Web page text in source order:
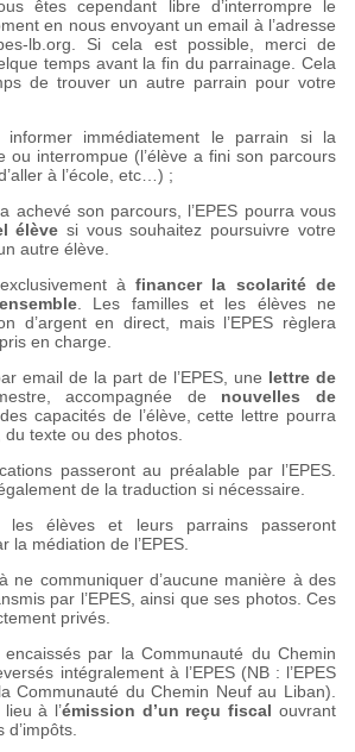
êtes cependant libre d’interrompre le
en nous envoyant un email à l’adresse
lb.org. Si cela est possible, merci de
temps avant la fin du parrainage. Cela
de trouver un autre parrain pour votre
informer immédiatement le parrain si la
ou interrompue (l’élève a fini son parcours
à l’école, etc…) ;
achevé son parcours, l’EPES pourra vous
élève si vous souhaitez poursuivre votre
autre élève.
à financer la scolarité de
. Les familles et les élèves ne
d’argent en direct, mais l’EPES règlera
en charge.
email de la part de l’EPES, une lettre de
accompagnée de nouvelles de
capacités de l’élève, cette lettre pourra
texte ou des photos.
passeront au préalable par l’EPES.
de la traduction si nécessaire.
les élèves et leurs parrains passeront
la médiation de l’EPES.
ne communiquer d’aucune manière à des
par l’EPES, ainsi que ses photos. Ces
privés.
par la Communauté du Chemin
intégralement à l’EPES (NB : l’EPES
Communauté du Chemin Neuf au Liban).
à l’émission d’un reçu fiscal ouvrant